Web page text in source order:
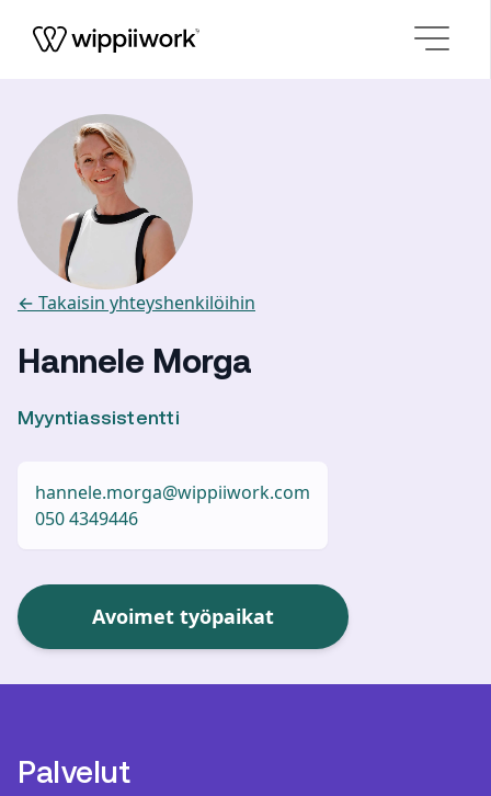
← Takaisin yhteyshenkilöihin
Hannele Morga
Myyntiassistentti
hannele.morga@wippiiwork.com
050 4349446
Avoimet työpaikat
Palvelut